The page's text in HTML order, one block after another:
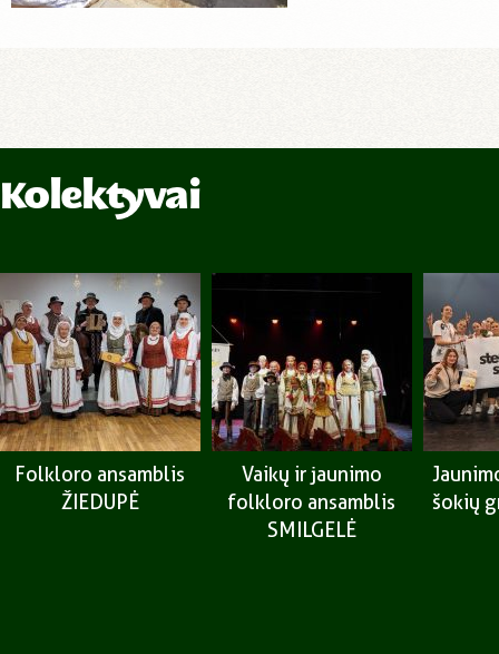
Kolektyvai
Folkloro ansamblis
ŽIEDUPĖ
Vaikų ir jaunimo
folkloro ansamblis
SMILGELĖ
šokių